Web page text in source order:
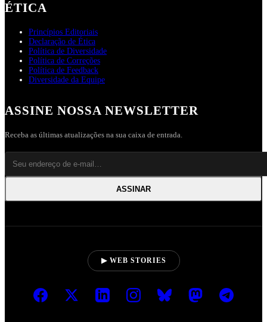
ÉTICA
Princípios Editoriais
Declaração de Ética
Política de Diversidade
Política de Correções
Política de Feedback
Diversidade da Equipe
ASSINE NOSSA NEWSLETTER
Receba as últimas atualizações na sua caixa de entrada.
ASSINAR
▶ WEB STORIES